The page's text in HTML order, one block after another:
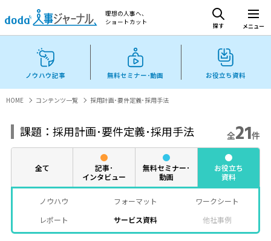
理想の人事へ、
ショートカット
探す メニュー
ノウハウ記事 無料セミナー･動画 お役立ち資料
HOME コンテンツ一覧 採用計画･要件定義･採用手法
課題：採用計画･要件定義･採用手法 全21件
全て
記事･
インタビュー
無料セミナー･
動画
お役立ち
資料
ノウハウ フォーマット
ワークシート
レポート
サービス資料 他社事例